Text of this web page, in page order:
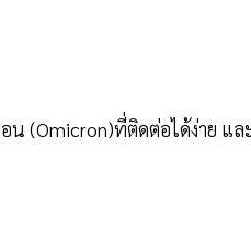
น (Omicron)ที่ติดต่อได้ง่าย แล